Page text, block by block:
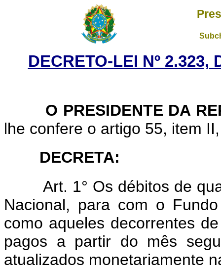
DECRETO-LEI Nº 2.323,
O PRESIDENTE DA
lhe confere o artigo 55, item
DECRETA:
Art. 1° Os débitos de
Nacional, para com o
como aqueles decorrentes
pagos a partir do mês
atualizados monetariamente